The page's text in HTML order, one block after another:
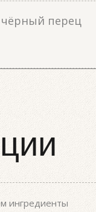
перец
ингредиенты